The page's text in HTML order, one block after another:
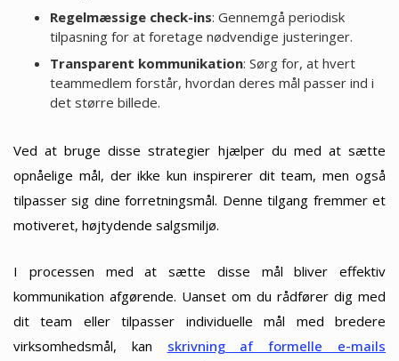
Regelmæssige check-ins: Gennemgå periodisk
tilpasning for at foretage nødvendige justeringer.
Transparent kommunikation: Sørg for, at hvert
teammedlem forstår, hvordan deres mål passer ind i
det større billede.
Ved at bruge disse strategier hjælper du med at sætte
opnåelige mål, der ikke kun inspirerer dit team, men også
tilpasser sig dine forretningsmål. Denne tilgang fremmer et
motiveret, højtydende salgsmiljø.
I processen med at sætte disse mål bliver effektiv
kommunikation afgørende. Uanset om du rådfører dig med
dit team eller tilpasser individuelle mål med bredere
virksomhedsmål, kan skrivning af formelle e-mails